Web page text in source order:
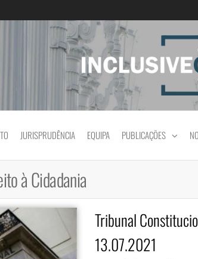
JURISPRUDÊNCIA EQUIPA PUBLICAÇÕES
à Cidadania
Tribunal
13.07.2021